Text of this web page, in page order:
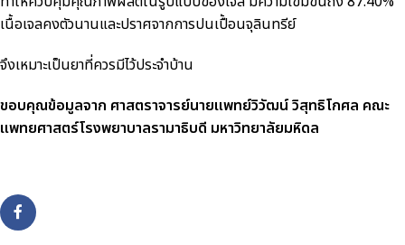
เนื้อเจลคงตัวนานและปราศจากการปนเปื้อนจุลินทรีย์
จึงเหมาะเป็นยาที่ควรมีไว้ประจำบ้าน
ขอบคุณข้อมูลจาก ศาสตราจารย์นายแพทย์วิวัฒน์ วิสุทธิโกศล คณะ
แพทยศาสตร์โรงพยาบาลรามาธิบดี มหาวิทยาลัยมหิดล